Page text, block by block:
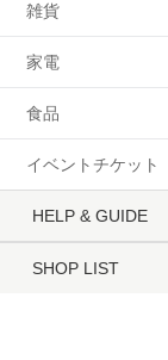
雑貨
家電
食品
イベントチケット
HELP & GUIDE
SHOP LIST